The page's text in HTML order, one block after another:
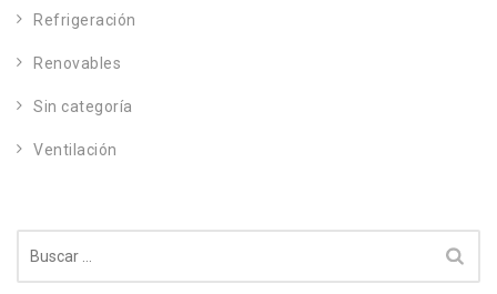
Refrigeración
Renovables
Sin categoría
Ventilación